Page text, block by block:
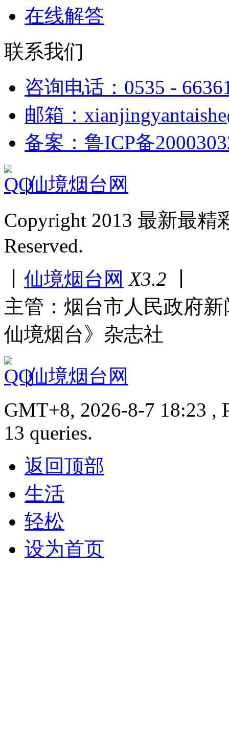
在线解答
联系我们
咨询电话：0535 -
邮箱：
备案：鲁ICP备
|仙境烟台网
Copyright 2013 最新最
Reserved.
仙境烟台网 X3.2
主管：烟台市人民政府
仙境烟台》杂志社
|仙境烟台网
GMT+8, 2026-8-7 18:23 ,
13 queries.
返回顶部
生活
轻松
设为首页